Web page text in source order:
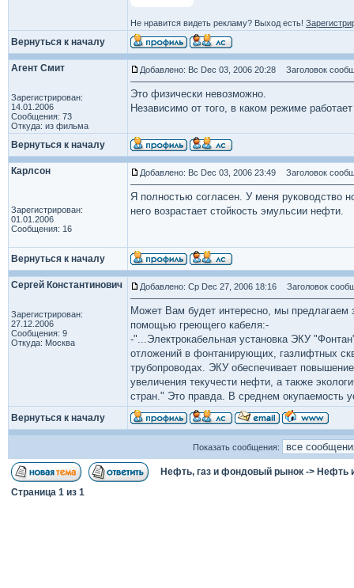
Не нравится видеть рекламу? Выход есть!
Вернуться к началу
Агент Смит
Зарегистрирован:
14.01.2006
Сообщения: 73
Откуда: из фильма
Добавлено: Вс Dec 03, 2006 20:28 Заголовок
Это физически невозможно.
Независимо от того, в каком режиме
Вернуться к началу
Карлсон
Зарегистрирован:
01.01.2006
Сообщения: 16
Добавлено: Вс Dec 03, 2006 23:49 Заголовок
Я полностью согласен. У меня руководство
него возрастает стойкость эмульсии нефти.
Вернуться к началу
Сергей Константинович
Зарегистрирован:
27.12.2006
Сообщения: 9
Откуда: Москва
Добавлено: Ср Dec 27, 2006 18:16 Заголовок
Может Вам будет интересно, мы предлагаем
помощью греющего кабеля:-
-"...Электрокабельная установка ЭКУ
отложений в фонтанирующих, газлифтных
трубопроводах. ЭКУ обеспечивает
увеличения текучести нефти, а также
стран." Это правда. В среднем окупаемость
Вернуться к началу
Показать сообщения:
Нефть, газ и фондовый рынок -> Нефть
Страница 1 из 1